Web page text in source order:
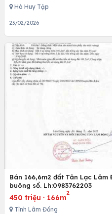
Hà Huy Tập
23/02/2026
Bán 166,6m2 đất Tân Lạc Lâm
buông sổ. Lh:0983762203
450 triệu · 166m
2
Tỉnh Lâm Đồng